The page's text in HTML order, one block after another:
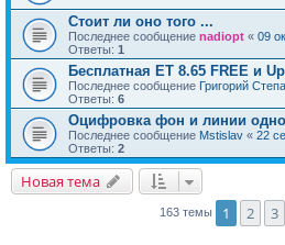
Стоит ли оно того ...
Последнее сообщение nadiopt « 09
Ответы: 1
Бесплатная ET 8.65 FREE и
Последнее сообщение Григорий
Ответы: 6
Оцифровка фон и линии
Последнее сообщение Mstislav « 22
Ответы: 2
Новая тема
163 темы 1 2 3